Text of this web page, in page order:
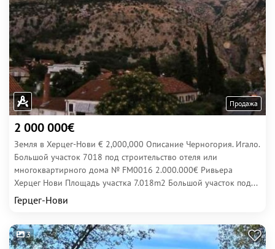
Продажа
2 000 000€
Земля в Херцег-Нови € 2,000,000 Описание Черногория. Игало.
Большой участок 7018 под строительство отеля или
многоквартирного дома № FM0016 2.000.000€ Ривьера
Херцег Нови Площадь участка 7.018m2 Большой участок под...
Герцег-Нови
3